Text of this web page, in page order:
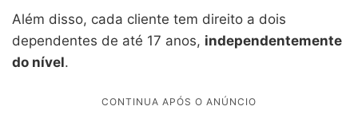
Além disso, cada cliente tem direito a dois
dependentes de até 17 anos, independentemente
do nível.